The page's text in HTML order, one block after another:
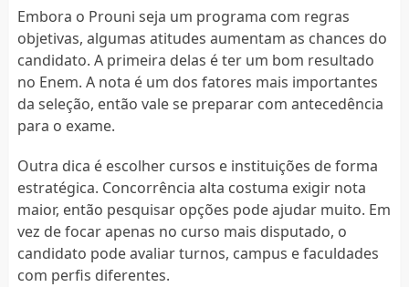
Embora o Prouni seja um programa com regras
objetivas, algumas atitudes aumentam as chances do
candidato. A primeira delas é ter um bom resultado
no Enem. A nota é um dos fatores mais importantes
da seleção, então vale se preparar com antecedência
para o exame.
Outra dica é escolher cursos e instituições de forma
estratégica. Concorrência alta costuma exigir nota
maior, então pesquisar opções pode ajudar muito. Em
vez de focar apenas no curso mais disputado, o
candidato pode avaliar turnos, campus e faculdades
com perfis diferentes.